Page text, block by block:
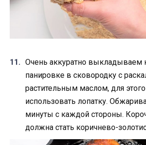
Очень аккуратно выкладываем
панировке в сковородку с
растительным маслом, для
использовать лопатку.
минуты с каждой стороны.
должна стать коричнево-